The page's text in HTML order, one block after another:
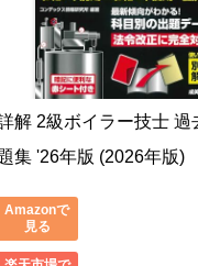
解 2級ボイラー技士 過
集 '26年版 (2026年版)
Amazonで
見る